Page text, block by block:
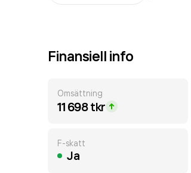
Finansiell info
Omsättning
11 698 tkr
F-skatt
Ja